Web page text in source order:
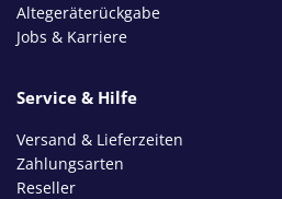
Altegeräterückgabe
Jobs & Karriere
Service & Hilfe
Versand & Lieferzeiten
Zahlungsarten
Reseller